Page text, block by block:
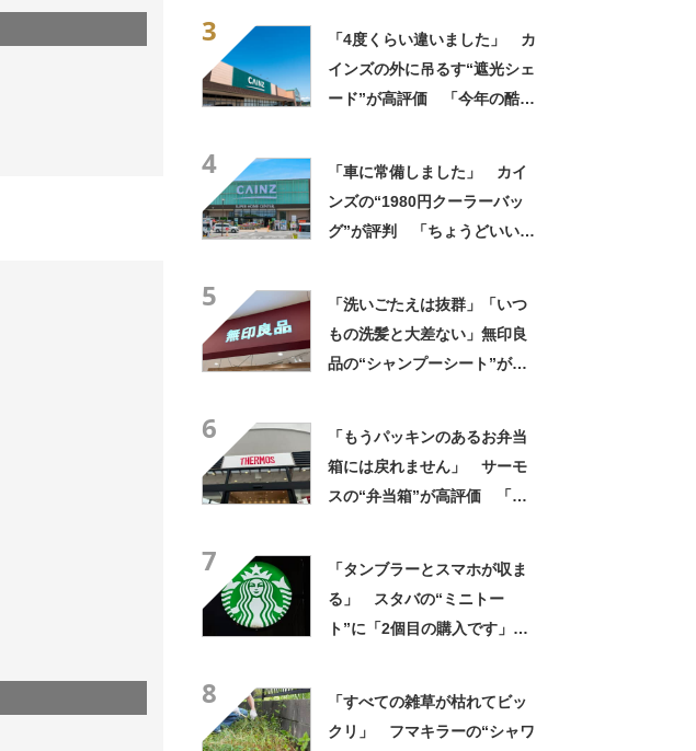
3
「4度くらい違いました」 カ
インズの外に吊るす“遮光シェ
ード”が高評価 「今年の酷暑
4
「車に常備しました」 カイ
ンズの“1980円クーラーバッ
グ”が評判 「ちょうどいい大
5
「洗いごたえは抜群」「いつ
もの洗髪と大差ない」無印良
品の“シャンプーシート”が話
6
「もうパッキンのあるお弁当
箱には戻れません」 サーモ
スの“弁当箱”が高評価 「想
7
「タンブラーとスマホが収ま
る」 スタバの“ミニトー
ト”に「2個目の購入です」
8
「すべての雑草が枯れてビッ
クリ」 フマキラーの“シャワ